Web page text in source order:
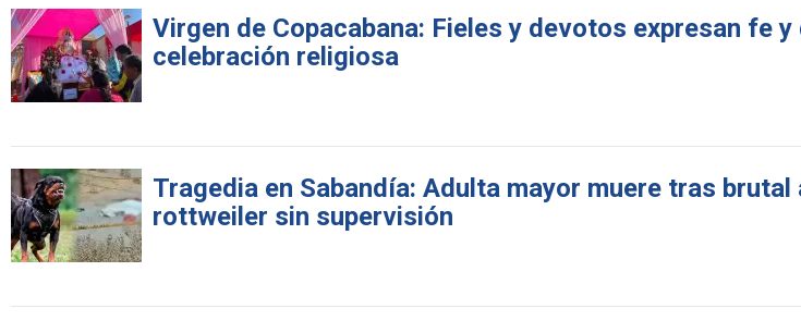
Virgen de Copacabana: Fieles y devotos expresan fe
celebración religiosa
Tragedia en Sabandía: Adulta mayor muere tras
rottweiler sin supervisión